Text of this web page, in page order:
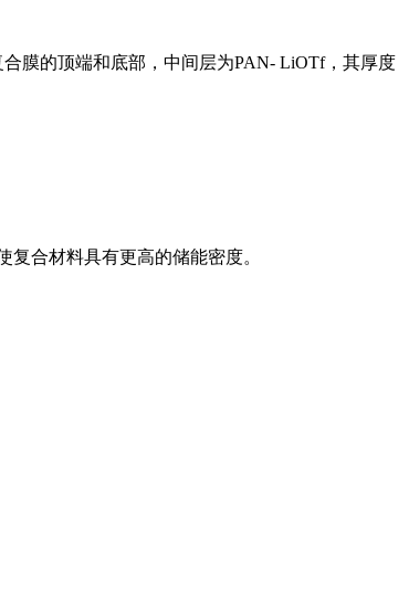
膜的顶端和底部，中间层为PAN- LiOTf，其厚度
合材料具有更高的储能密度。